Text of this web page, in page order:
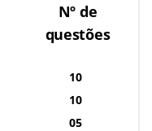
Nº de
questões
10
10
05